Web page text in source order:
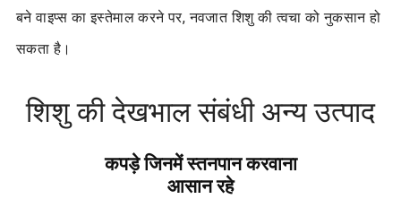
बने वाइप्स का इस्तेमाल करने पर, नवजात शिशु की त्वचा को नुकसान हो
सकता है।
शिशु की देखभाल संबंधी अन्य उत्पाद
कपड़े जिनमें स्तनपान करवाना
आसान रहे